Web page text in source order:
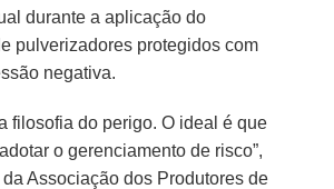
durante a aplicação do
pulverizadores protegidos com
negativa.
filosofia do perigo. O ideal é que
o gerenciamento de risco”,
Associação dos Produtores de